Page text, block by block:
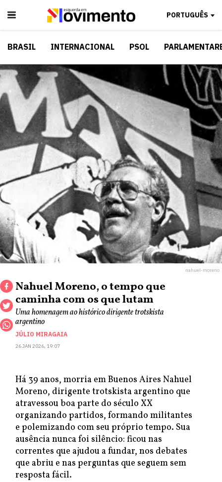
PORTUGUÊS
BRASIL INTERNACIONAL PSOL
nahuel-moreno
Nahuel Moreno, o tempo que
caminha com os que lutam
Uma homenagem ao histórico dirigente trotskista
argentino
JÚLIO MIRAGAIA
26 JAN 2026, 19:07
Há 39 anos, morria em Buenos Aires Nahuel
Moreno, dirigente trotskista argentino que
atravessou boa parte do século XX
organizando partidos, formando militantes
e polemizando com seu próprio tempo. Sua
ausência nunca foi silêncio: ficou nas
correntes que ajudou a fundar, nos debates
que abriu e nas perguntas que seguem sem
resposta fácil.